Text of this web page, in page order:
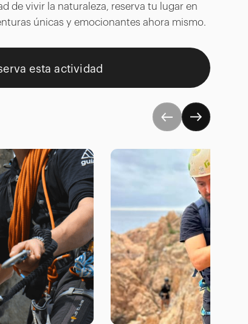
de vivir la naturaleza, reserva tu lugar en
únicas y emocionantes ahora mismo.
esta actividad